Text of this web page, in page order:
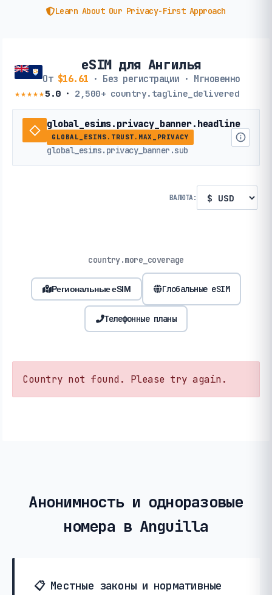
Learn About Our Privacy-First Approach
eSIM для Ангилья
От $16.61 · Без регистрации · Мгновенно
★★★★★5.0· 2,500+ country.tagline_delivered
global_esims.privacy_banner.headline
GLOBAL_ESIMS.TRUST.MAX_PRIVACY
global_esims.privacy_banner.sub
ВАЛЮТА:
country.more_coverage
Региональные eSIM Глобальные eSIM
Телефонные планы
Country not found. Please try again.
Анонимность и одноразовые
номера в Anguilla
📋 Местные законы и нормативные